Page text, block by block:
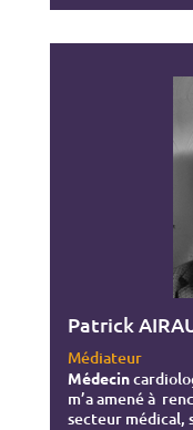
Patrick
Médiateur
Médecin
m’a amené à
secteur médical,